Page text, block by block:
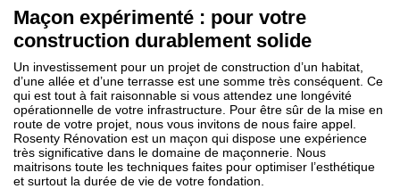
Maçon expérimenté : pour votre
construction durablement solide
Un investissement pour un projet de construction d’un habitat,
d’une allée et d’une terrasse est une somme très conséquent. Ce
qui est tout à fait raisonnable si vous attendez une longévité
opérationnelle de votre infrastructure. Pour être sûr de la mise en
route de votre projet, nous vous invitons de nous faire appel.
Rosenty Rénovation est un maçon qui dispose une expérience
très significative dans le domaine de maçonnerie. Nous
maitrisons toute les techniques faites pour optimiser l’esthétique
et surtout la durée de vie de votre fondation.